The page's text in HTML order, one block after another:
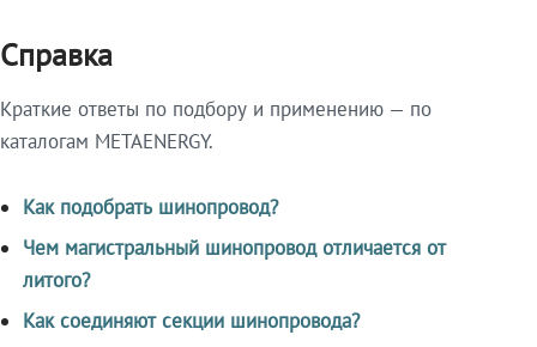
Справка
Краткие ответы по подбору и применению — по
каталогам METAENERGY.
Как подобрать шинопровод?
Чем магистральный шинопровод отличается от
литого?
Как соединяют секции шинопровода?